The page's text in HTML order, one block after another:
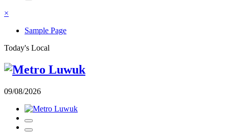
×
Sample Page
Today's Local
09/08/2026